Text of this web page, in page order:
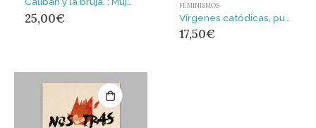
25,00€
FEMINISMOS
17,50€